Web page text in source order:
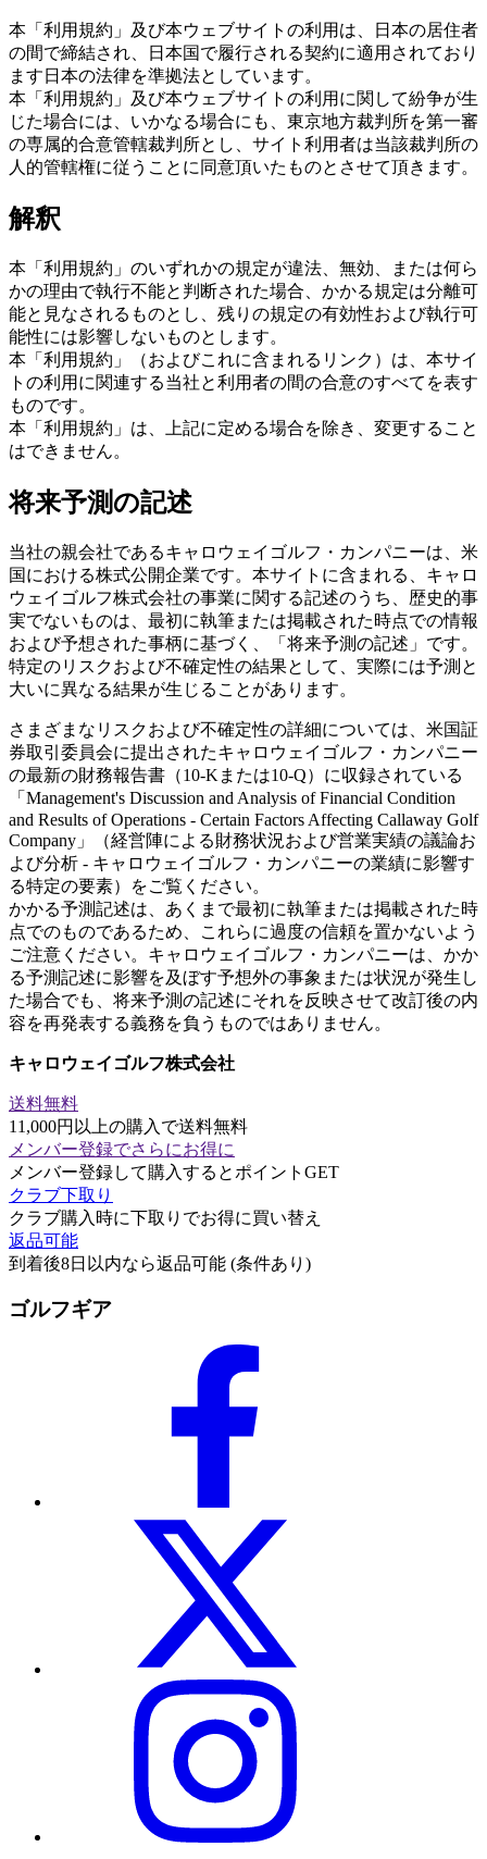
本「利用規約」及び本ウェブサイトの利用は、日本の居住者
の間で締結され、日本国で履行される契約に適用されており
ます日本の法律を準拠法としています。
本「利用規約」及び本ウェブサイトの利用に関して紛争が生
じた場合には、いかなる場合にも、東京地方裁判所を第一審
の専属的合意管轄裁判所とし、サイト利用者は当該裁判所の
人的管轄権に従うことに同意頂いたものとさせて頂きます。
解釈
本「利用規約」のいずれかの規定が違法、無効、または何ら
かの理由で執行不能と判断された場合、かかる規定は分離可
能と見なされるものとし、残りの規定の有効性および執行可
能性には影響しないものとします。
本「利用規約」（およびこれに含まれるリンク）は、本サイ
トの利用に関連する当社と利用者の間の合意のすべてを表す
ものです。
本「利用規約」は、上記に定める場合を除き、変更すること
はできません。
将来予測の記述
当社の親会社であるキャロウェイゴルフ・カンパニーは、米
国における株式公開企業です。本サイトに含まれる、キャロ
ウェイゴルフ株式会社の事業に関する記述のうち、歴史的事
実でないものは、最初に執筆または掲載された時点での情報
および予想された事柄に基づく、「将来予測の記述」です。
特定のリスクおよび不確定性の結果として、実際には予測と
大いに異なる結果が生じることがあります。
さまざまなリスクおよび不確定性の詳細については、米国証
券取引委員会に提出されたキャロウェイゴルフ・カンパニー
の最新の財務報告書（10-Kまたは10-Q）に収録されている
「Management's Discussion and Analysis of Financial Condition
and Results of Operations - Certain Factors Affecting Callaway Golf
Company」（経営陣による財務状況および営業実績の議論お
よび分析 - キャロウェイゴルフ・カンパニーの業績に影響す
る特定の要素）をご覧ください。
かかる予測記述は、あくまで最初に執筆または掲載された時
点でのものであるため、これらに過度の信頼を置かないよう
ご注意ください。キャロウェイゴルフ・カンパニーは、かか
る予測記述に影響を及ぼす予想外の事象または状況が発生し
た場合でも、将来予測の記述にそれを反映させて改訂後の内
容を再発表する義務を負うものではありません。
キャロウェイゴルフ株式会社
送料無料
11,000円以上の購入で送料無料
メンバー登録でさらにお得に
メンバー登録して購入するとポイントGET
クラブ下取り
クラブ購入時に下取りでお得に買い替え
返品可能
到着後8日以内なら返品可能 (条件あり)
ゴルフギア